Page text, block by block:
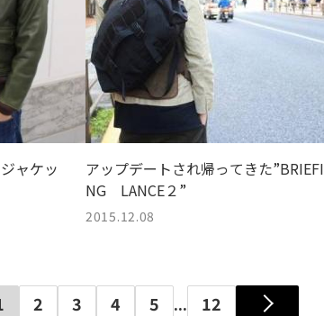
ャケッ
アップデートされ帰ってきた”BRIEFI
NG LANCE２”
2015.12.08
2 3 4 5 ... 12